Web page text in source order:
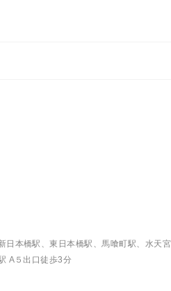
日本橋駅、東日本橋駅、馬喰町駅、水天
A５出口徒歩3分